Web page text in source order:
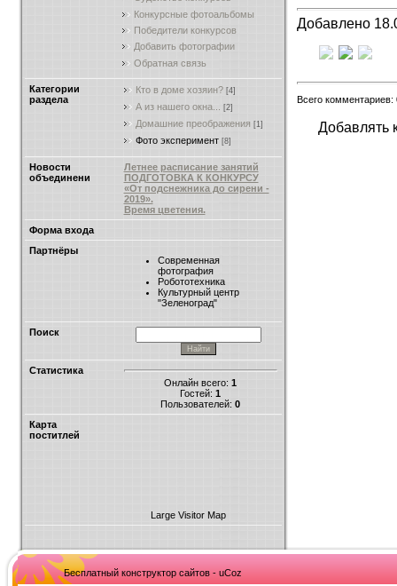
Конкурсные фотоальбомы
Победители конкурсов
Добавить фотографии
Обратная связь
Категории
раздела
Кто в доме хозяин? [4]
А из нашего окна... [2]
Домашние преображения [1]
Фото эксперимент [8]
Новости
объединени
Летнее расписание занятий
ПОДГОТОВКА К КОНКУРСУ
«От подснежника до сирени -
2019».
Время цветения.
Форма входа
Партнёры
Современная
фотография
Робототехника
Культурный центр
"Зеленоград"
Поиск
Статистика
Онлайн всего: 1
Гостей: 1
Пользователей: 0
Карта
поститлей
Large Visitor Map
Добавлено
Всего комментариев:
Добавлять
Бесплатный конструктор сайтов - uCoz